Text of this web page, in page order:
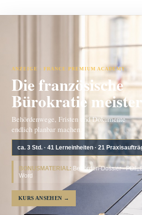
ANZEIGE · FRANCE PREMIUM ACADEMY
Die französische
Bürokratie
Behördenwege, Fristen und Dokumente
endlich planbar machen.
ca. 3 Std. · 41 Lerneinheiten · 21
BONUSMATERIAL: Behörden-Dossier · PDF,
Word
KURS ANSEHEN →